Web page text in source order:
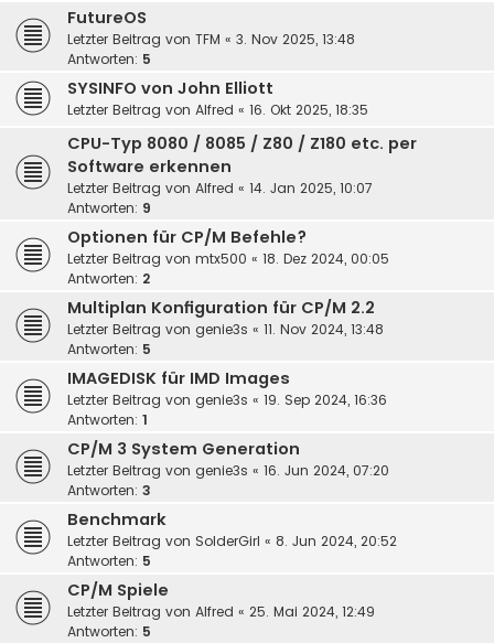
FutureOS
Letzter Beitrag von TFM « 3. Nov 2025, 13:48
Antworten: 5
SYSINFO von John Elliott
Letzter Beitrag von Alfred « 16. Okt 2025, 18:35
CPU-Typ 8080 / 8085 / Z80 / Z180 etc. per
Software erkennen
Letzter Beitrag von Alfred « 14. Jan 2025, 10:07
Antworten: 9
Optionen für CP/M Befehle?
Letzter Beitrag von mtx500 « 18. Dez 2024, 00:05
Antworten: 2
Multiplan Konfiguration für CP/M 2.2
Letzter Beitrag von genie3s « 11. Nov 2024, 13:48
Antworten: 5
IMAGEDISK für IMD Images
Letzter Beitrag von genie3s « 19. Sep 2024, 16:36
Antworten: 1
CP/M 3 System Generation
Letzter Beitrag von genie3s « 16. Jun 2024, 07:20
Antworten: 3
Benchmark
Letzter Beitrag von SolderGirl « 8. Jun 2024, 20:52
Antworten: 5
CP/M Spiele
Letzter Beitrag von Alfred « 25. Mai 2024, 12:49
Antworten: 5